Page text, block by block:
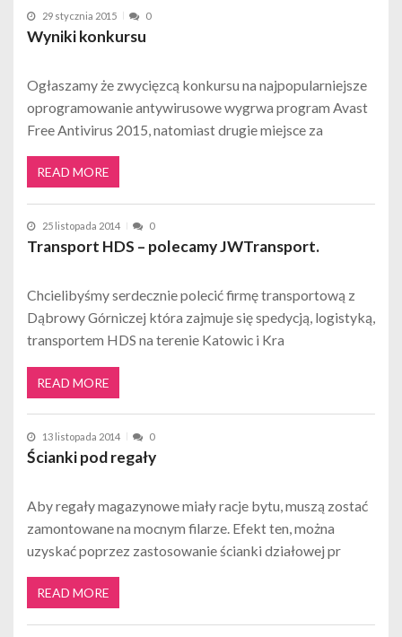
29 stycznia 2015 0
Wyniki konkursu
Ogłaszamy że zwycięzcą konkursu na najpopularniejsze
oprogramowanie antywirusowe wygrwa program Avast
Free Antivirus 2015, natomiast drugie miejsce za
READ MORE
25 listopada 2014 0
Transport HDS – polecamy JWTransport.
Chcielibyśmy serdecznie polecić firmę transportową z
Dąbrowy Górniczej która zajmuje się spedycją, logistyką,
transportem HDS na terenie Katowic i Kra
READ MORE
13 listopada 2014 0
Ścianki pod regały
Aby regały magazynowe miały racje bytu, muszą zostać
zamontowane na mocnym filarze. Efekt ten, można
uzyskać poprzez zastosowanie ścianki działowej pr
READ MORE